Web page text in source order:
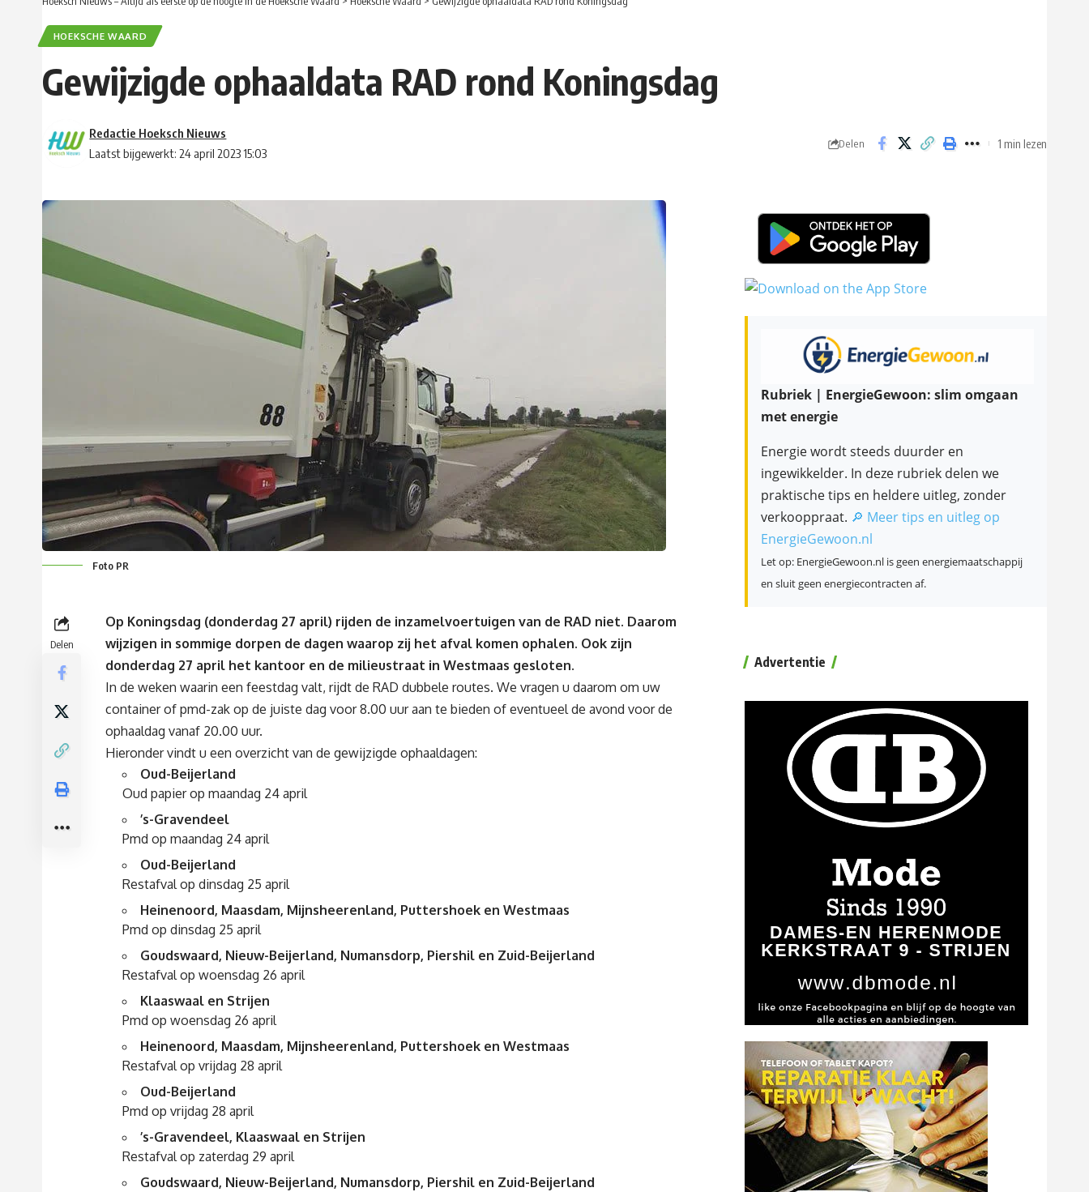
HOEKSCHE WAARD
Gewijzigde ophaaldata RAD rond Koningsdag
Laatst bijgewerkt: 24 april 2023 15:03
Redactie Hoeksch Nieuws
Delen 1 min lezen
Foto PR
Delen
Op Koningsdag (donderdag 27 april) rijden de inzamelvoertuigen van de RAD niet. Daarom
wijzigen in sommige dorpen de dagen waarop zij het afval komen ophalen. Ook zijn
donderdag 27 april het kantoor en de milieustraat in Westmaas gesloten.
In de weken waarin een feestdag valt, rijdt de RAD dubbele routes. We vragen u daarom om uw
container of pmd-zak op de juiste dag voor 8.00 uur aan te bieden of eventueel de avond voor de
ophaaldag vanaf 20.00 uur.
Hieronder vindt u een overzicht van de gewijzigde ophaaldagen:
Oud-Beijerland
Oud papier op maandag 24 april
’s-Gravendeel
Pmd op maandag 24 april
Oud-Beijerland
Restafval op dinsdag 25 april
Heinenoord, Maasdam, Mijnsheerenland, Puttershoek en Westmaas
Pmd op dinsdag 25 april
Goudswaard, Nieuw-Beijerland, Numansdorp, Piershil en Zuid-Beijerland
Restafval op woensdag 26 april
Klaaswaal en Strijen
Pmd op woensdag 26 april
Heinenoord, Maasdam, Mijnsheerenland, Puttershoek en Westmaas
Restafval op vrijdag 28 april
Oud-Beijerland
Pmd op vrijdag 28 april
’s-Gravendeel, Klaaswaal en Strijen
Restafval op zaterdag 29 april
Goudswaard, Nieuw-Beijerland, Numansdorp, Piershil en Zuid-Beijerland
Rubriek | EnergieGewoon: slim omgaan
met energie
Energie wordt steeds duurder en
ingewikkelder. In deze rubriek delen we
praktische tips en heldere uitleg, zonder
verkooppraat. 🔎 Meer tips en uitleg op
EnergieGewoon.nl
Let op: EnergieGewoon.nl is geen energiemaatschappij
en sluit geen energiecontracten af.
Advertentie